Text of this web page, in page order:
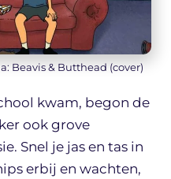
Beavis & Butthead (cover)
kwam, begon de
ook grove
Snel je jas en tas in
erbij en wachten,